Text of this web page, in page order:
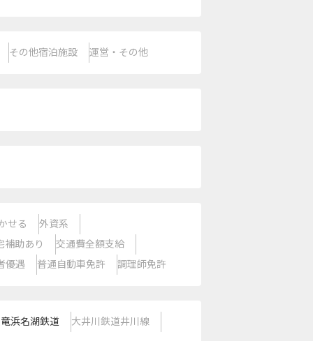
その他宿泊施設 運営・その他
せる
外資系
補助あり
交通費全額支給
優遇
普通自動車免許 調理師免許
浜名湖鉄道 大井川鉄道井川線